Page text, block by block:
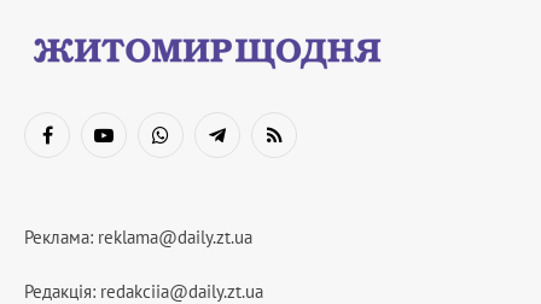
FacebookYouTubeWhatsAppTelegramRSS
Реклама: reklama@daily.zt.ua
Редакція: redakciia@daily.zt.ua